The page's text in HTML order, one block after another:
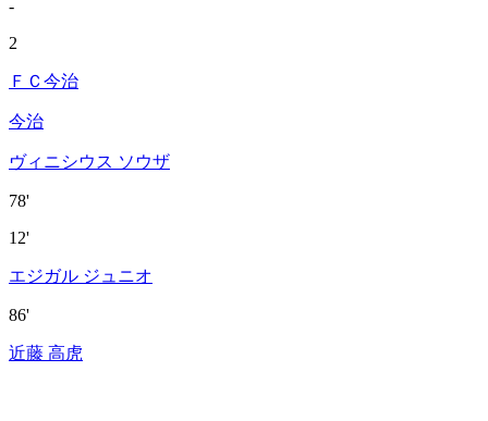
-
2
ＦＣ今治
今治
ヴィニシウス ソウザ
78'
12'
エジガル ジュニオ
86'
近藤 高虎